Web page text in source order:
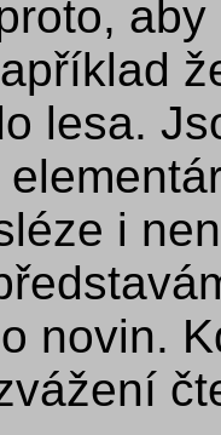
lesa.
i
novin.